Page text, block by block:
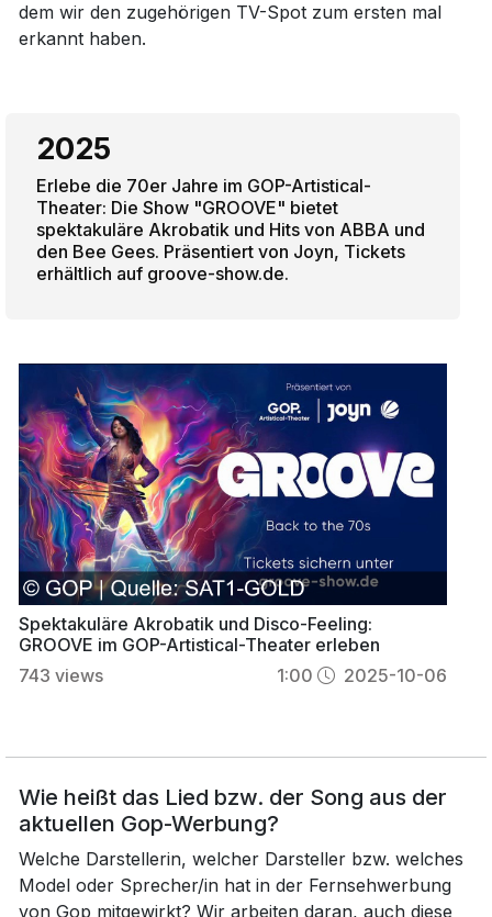
dem wir den zugehörigen TV-Spot zum ersten mal
erkannt haben.
2025
Erlebe die 70er Jahre im GOP-Artistical-
Theater: Die Show "GROOVE" bietet
spektakuläre Akrobatik und Hits von ABBA und
den Bee Gees. Präsentiert von Joyn, Tickets
erhältlich auf groove-show.de.
Spektakuläre Akrobatik und Disco-Feeling:
GROOVE im GOP-Artistical-Theater erleben
743 views 1:00 2025-10-06
Wie heißt das Lied bzw. der Song aus der
aktuellen Gop-Werbung?
Welche Darstellerin, welcher Darsteller bzw. welches
Model oder Sprecher/in hat in der Fernsehwerbung
von Gop mitgewirkt? Wir arbeiten daran, auch diese